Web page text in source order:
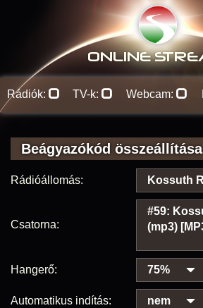
ONLINE S
Rádiók: TV-k: Webcam:
Beágyazókód összeállítása
Rádióállomás: Kossuth
Csatorna:
#59:
(mp3)
Hangerő: 75%
Automatikus indítás: nem